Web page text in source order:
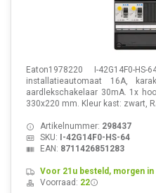
Eaton1978220 I-42G14F0-
installatieautomaat 16A,
aardlekschakelaar 30mA. 1x
330x220 mm. Kleur kast: zwart,
Artikelnummer: 298437
SKU:
I-42G14F0-HS-64
EAN: 8711426851283
Voor 21u besteld, morgen in
Voorraad: 22